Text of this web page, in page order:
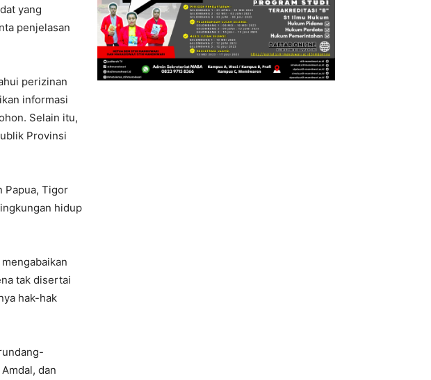
yang
penjelasan
perizinan
informasi
Selain itu,
Provinsi
Papua, Tigor
hidup
tak disertai
hak-hak
dan